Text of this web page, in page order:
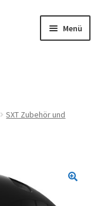
Menü
öffnen
SXT Zubehör und